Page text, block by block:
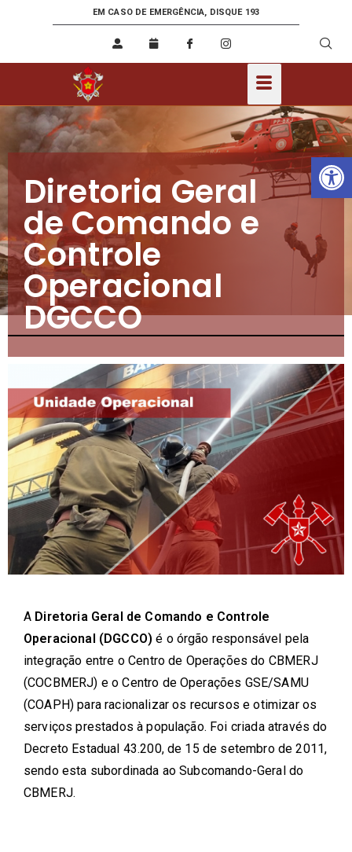
EM CASO DE EMERGÊNCIA, DISQUE 193
Diretoria Geral
de Comando e
Controle
Operacional
DGCCO
A Diretoria Geral de Comando e Controle
Operacional (DGCCO) é o órgão responsável pela
integração entre o Centro de Operações do CBMERJ
(COCBMERJ) e o Centro de Operações GSE/SAMU
(COAPH) para racionalizar os recursos e otimizar os
serviços prestados à população. Foi criada através do
Decreto Estadual 43.200, de 15 de setembro de 2011,
sendo esta subordinada ao Subcomando-Geral do
CBMERJ.